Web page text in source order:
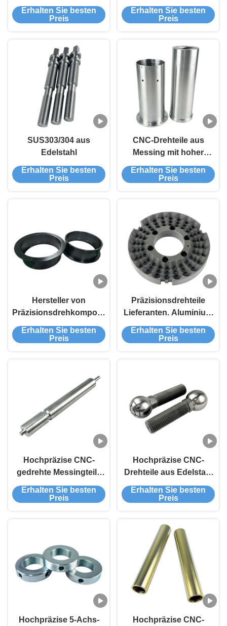
Drehteilen Bearbeitung
kundenspezifisch 5
Erhalten Sie besten
Preis
Aluminium CNC-
Drehhülse mit ±0,01 mm
Erhalten Sie besten
Preis
SUS303/304 aus
Edelstahl
Erhalten Sie besten
Preis
CNC-Drehteile aus
Messing mit hoher
Präzision
Erhalten Sie besten
Preis
Hersteller von
Präzisionsdrehkomponenten
| Kundenspezifischer
Schweizer Lieferant von
Erhalten Sie besten
Preis
Präzisionsdrehteile
Lieferanten. Aluminium
CNC Drehteile
Hersteller und OEM
Erhalten Sie besten
Preis
Hochpräzise CNC-
gedrehte Messingteile
mit kundenspezifischer
Farbe und OEM/ODM-
Erhalten Sie besten
Preis
Hochpräzise CNC-
Drehteile aus Edelstahl
mit kundenspezifischen
Farboptionen
Erhalten Sie besten
Preis
Hochpräzise 5-Achs-
Hochpräzise CNC-